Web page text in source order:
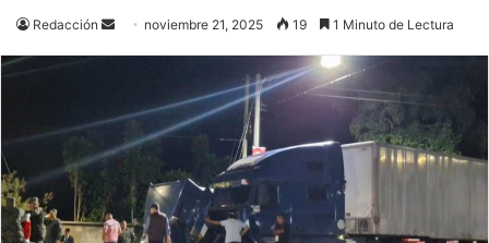
Redacción
Send noviembre 21, 2025 19 1 Minuto de Lectura